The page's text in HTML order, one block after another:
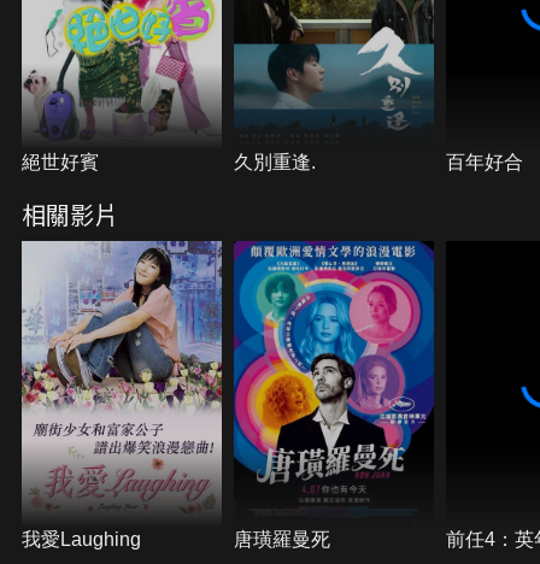
絕世好賓 久別重逢. 百年好合
相關影片
我愛Laughing 唐璜羅曼死 前任4：英